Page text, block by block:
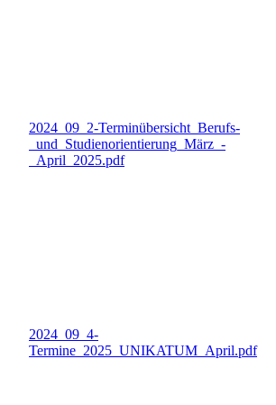
2024_09_2-Terminübersicht_Berufs-
_und_Studienorientierung_März_-
_April_2025.pdf
2024_09_4-
Termine_2025_UNIKATUM_April.pdf